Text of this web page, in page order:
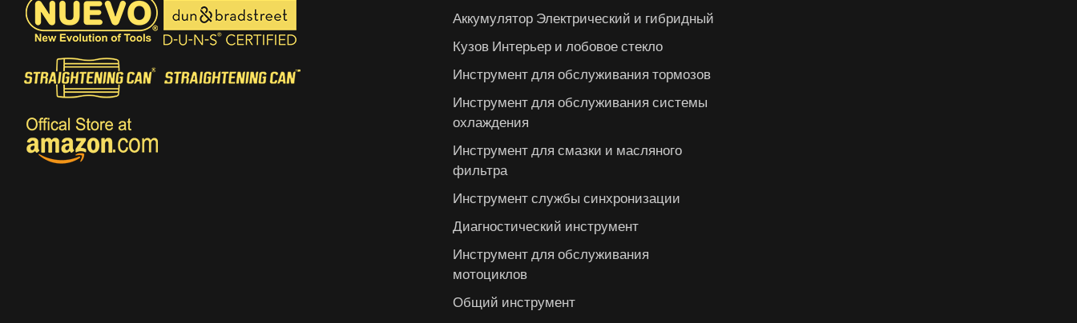
Аккумулятор Электрический и гибридный
Кузов Интерьер и лобовое стекло
Инструмент для обслуживания тормозов
Инструмент для обслуживания системы
охлаждения
Инструмент для смазки и масляного
фильтра
Инструмент службы синхронизации
Диагностический инструмент
Инструмент для обслуживания
мотоциклов
Общий инструмент